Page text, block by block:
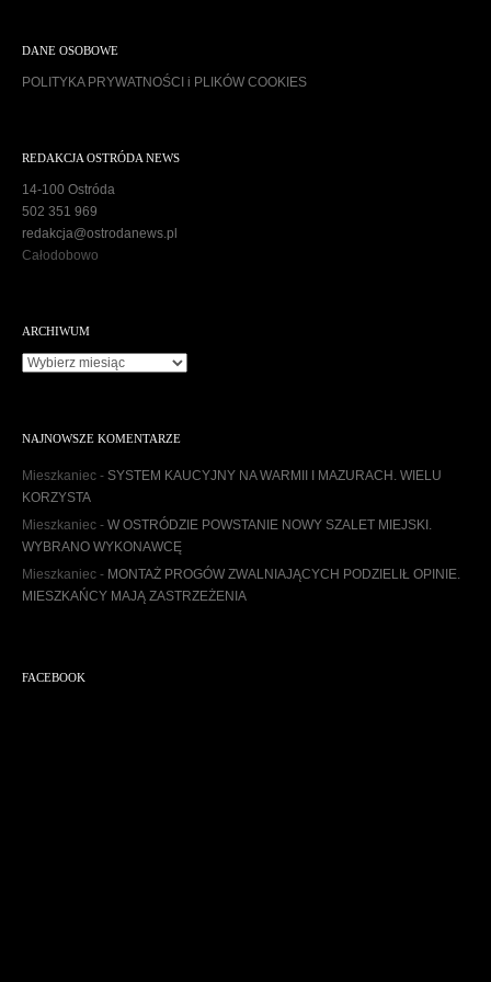
DANE OSOBOWE
POLITYKA PRYWATNOŚCI i PLIKÓW COOKIES
REDAKCJA OSTRÓDA NEWS
14-100 Ostróda
502 351 969
redakcja@ostrodanews.pl
Całodobowo
ARCHIWUM
A
w
u
NAJNOWSZE KOMENTARZE
Mieszkaniec - SYSTEM KAUCYJNY NA WARMII I MAZURACH. WIELU
KORZYSTA
Mieszkaniec - W OSTRÓDZIE POWSTANIE NOWY SZALET MIEJSKI.
WYBRANO WYKONAWCĘ
Mieszkaniec - MONTAŻ PROGÓW ZWALNIAJĄCYCH PODZIELIŁ OPINIE.
MIESZKAŃCY MAJĄ ZASTRZEŻENIA
FACEBOOK